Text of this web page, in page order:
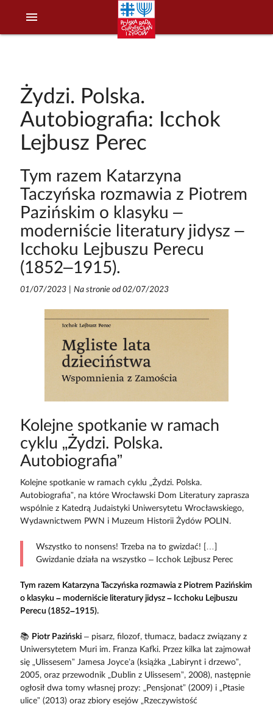
menu
Żydzi. Polska.
Autobiografia: Icchok
Lejbusz Perec
Tym razem Katarzyna
Taczyńska rozmawia z Piotrem
Pazińskim o klasyku –
moderniście literatury jidysz –
Icchoku Lejbuszu Perecu
(1852–1915).
01/07/2023| Na stronie od 02/07/2023
Kolejne spotkanie w ramach
cyklu „Żydzi. Polska.
Autobiografia”
Kolejne spotkanie w ramach cyklu „Żydzi. Polska.
Autobiografia”, na które Wrocławski Dom Literatury zaprasza
wspólnie z Katedrą Judaistyki Uniwersytetu Wrocławskiego,
Wydawnictwem PWN i Muzeum Historii Żydów POLIN.
Wszystko to nonsens! Trzeba na to gwizdać! […]
Gwizdanie działa na wszystko – Icchok Lejbusz Perec
Tym razem Katarzyna Taczyńska rozmawia z Piotrem Pazińskim
o klasyku – moderniście literatury jidysz – Icchoku Lejbuszu
Perecu (1852–1915).
📚 Piotr Paziński– pisarz, filozof, tłumacz, badacz związany z
Uniwersytetem Muri im. Franza Kafki. Przez kilka lat zajmował
się „Ulissesem” Jamesa Joyce’a (książka „Labirynt i drzewo”,
2005, oraz przewodnik „Dublin z Ulissesem”, 2008), następnie
ogłosił dwa tomy własnej prozy: „Pensjonat” (2009) i „Ptasie
ulice” (2013) oraz zbiory esejów „Rzeczywistość